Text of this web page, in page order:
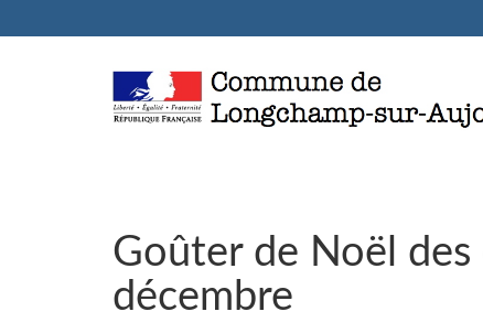
Goûter de Noël
décembre